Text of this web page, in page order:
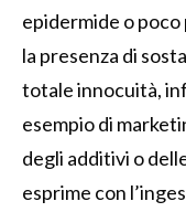
epidermide o
la presenza di
totale innocuità,
esempio di
degli additivi o
esprime con